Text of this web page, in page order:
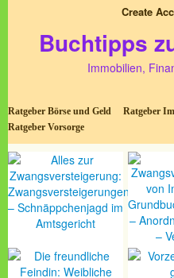
Create
Buchtipps
Immobilien,
Ratgeber Börse und Geld Ratgeber
Ratgeber Vorsorge